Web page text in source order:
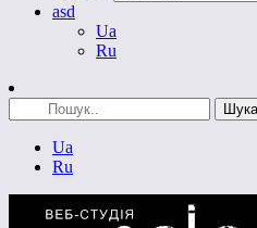
asd
Ua
Ru
Ua
Ru